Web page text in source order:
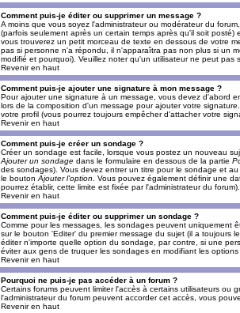
Comment puis-je éditer ou supprimer un message ?
A moins que vous soyez l'administrateur ou modérateur du
(parfois seulement après un certain temps après qu'il soit posté)
vous trouverez un petit morceau de texte en dessous de votre
pas si personne n'a répondu, il n'apparaîtra pas non plus si un
modifié et pourquoi). Veuillez noter qu'un utilisateur ne peut
Revenir en haut
Comment puis-je ajouter une signature à mon message ?
Pour ajouter une signature à un message, vous devez d'abord
lors de la composition d'un message pour ajouter votre
votre profil (vous pourrez toujours empêcher d'attacher votre
Revenir en haut
Comment puis-je créer un sondage ?
Créer un sondage est facile, lorsque vous postez un nouveau
Ajouter un sondage dans le formulaire en dessous de la partie
des sondages). Vous devez entrer un titre pour le sondage et
le bouton Ajouter l'option . Vous pouvez également définir une
pourrez établir, cette limite est fixée par l'administrateur du forum).
Revenir en haut
Comment puis-je éditer ou supprimer un sondage ?
Comme pour les messages, les sondages peuvent uniquement
sur le bouton 'Editer' du premier message du sujet (il a toujours
éditer n'importe quelle option du sondage, par contre, si une
éviter aux gens de truquer les sondages en modifiant les
Revenir en haut
Pourquoi ne puis-je pas accéder à un forum ?
Certains forums peuvent limiter l'accès à certains utilisateurs ou
l'administrateur du forum peuvent accorder cet accès, vous
Revenir en haut